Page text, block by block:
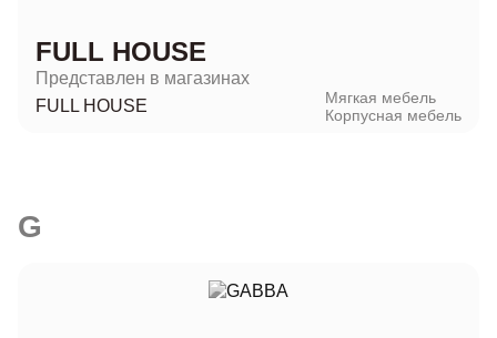
FULL HOUSE
Представлен в магазинах
FULL HOUSE
Мягкая мебель
Корпусная мебель
G